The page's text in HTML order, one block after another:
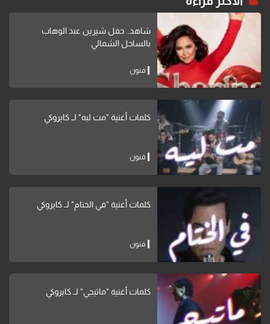
شاهد.. حفل شيرين عبد الوهاب
بالساحل الشمالي
فنون
كلمات أغنية "مت ليه" لــ كايروكي
فنون
كلمات أغنية "في الختام" لــ كايروكي
فنون
كلمات أغنية "ماتيجي" لــ كايروكي